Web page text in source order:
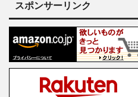
スポンサーリンク